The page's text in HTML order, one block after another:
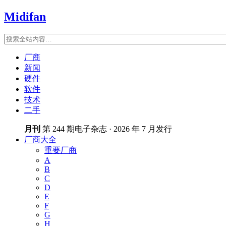
Midifan
厂商
新闻
硬件
软件
技术
二手
月刊 第 244 期电子杂志 · 2026 年 7 月发行
厂商大全
重要厂商
A
B
C
D
E
F
G
H